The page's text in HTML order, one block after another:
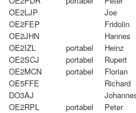
OE2LJP
Joe
OE2FEP
Fridolin
OE2JHN
Hannes
OE2IZL
portabel Heinz
OE2SCJ
portabel Rupert
OE2MCN
portabel Florian
OE5FFE
Richard
DO3AJ
OE2RPL
portabel Peter